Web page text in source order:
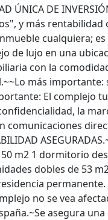
ÚNICA DE
y más rentabilidad
cualquiera;
de lujo en una
con la
más
El complejo
la
comunicaciones
m2 1 dormitorio
dobles de 53
no se vea
asegura